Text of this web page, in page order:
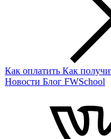
Как оплатить Как
Новости Блог FWSchool